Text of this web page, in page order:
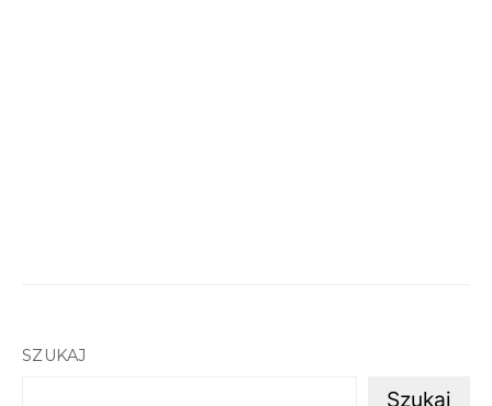
SZUKAJ
Szukaj